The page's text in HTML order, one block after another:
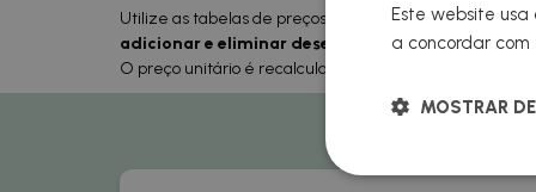
Utilize as tabelas de preços como orientação, mas não
adicionar e eliminar desenhos
e ajustar as
O preço unitário é recalculado em tempo real e será
Este website usa
a concordar com
MOSTRAR